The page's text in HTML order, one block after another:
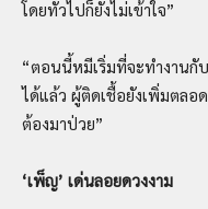
โดยทั่วไปก็ยังไม่เข้าใจ”
“ตอนนี้หมีเริ่มที่จะทำงานกั
ได้แล้ว ผู้ติดเชื้อยังเพิ่มตลอด
ต้องมาป่วย”
‘เพ็ญ’ เด่นลอยดวงงาม